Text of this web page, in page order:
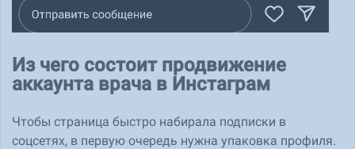
Из чего состоит продвижение
аккаунта врача в Инстаграм
Чтобы страница быстро набирала подписки в
соцсетях, в первую очередь нужна упаковка профиля.